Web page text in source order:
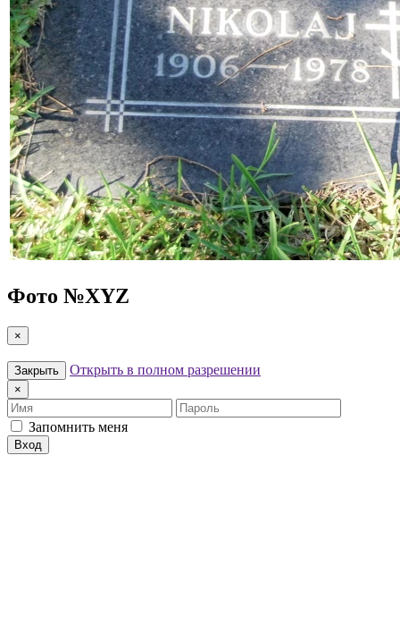
Фото №XYZ
×
Закрыть Открыть в полном разрешении
×
Имя
Пароль
Запомнить меня
Вход